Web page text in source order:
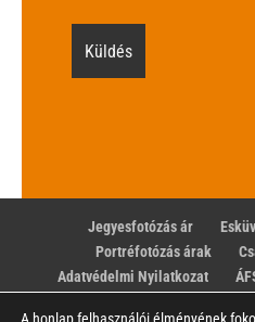
Jegyesfotózás ár
Portréfotózás árak
Adatvédelmi Nyilatkozat